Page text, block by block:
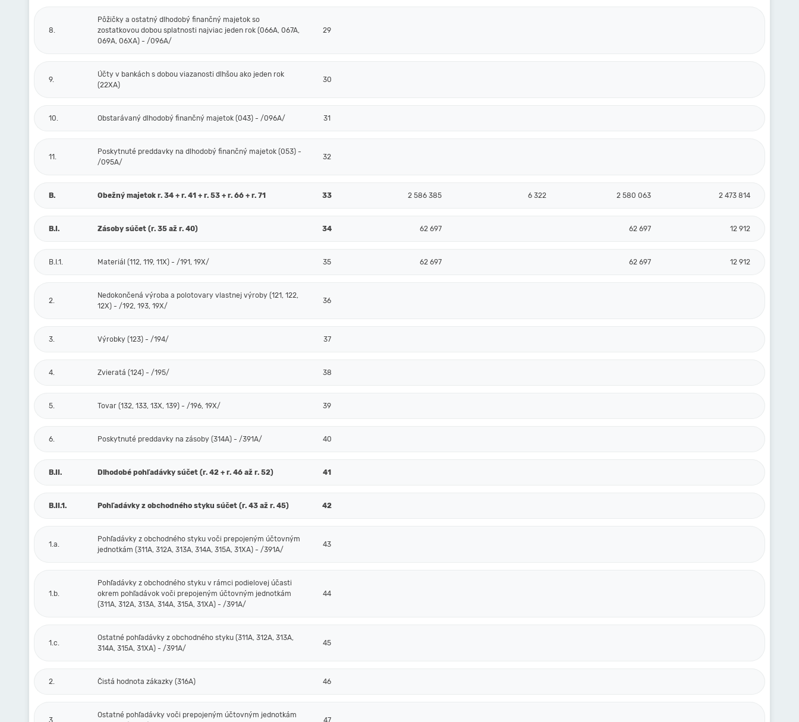
8.
Pôžičky a ostatný dlhodobý finančný majetok so
zostatkovou dobou splatnosti najviac jeden rok (066A, 067A,
069A, 06XA) - /096A/
29
9.
Účty v bankách s dobou viazanosti dlhšou ako jeden rok
(22XA)
30
10. Obstarávaný dlhodobý finančný majetok (043) - /096A/ 31
11.
Poskytnuté preddavky na dlhodobý finančný majetok (053) -
/095A/
32
B. Obežný majetok r. 34 + r. 41 + r. 53 + r. 66 + r. 71 33 2 586 385 6 322 2 580 063 2 473 814
B.I. Zásoby súčet (r. 35 až r. 40) 34 62 697 62 697 12 912
B.I.1. Materiál (112, 119, 11X) - /191, 19X/ 35 62 697 62 697 12 912
2.
Nedokončená výroba a polotovary vlastnej výroby (121, 122,
12X) - /192, 193, 19X/
36
3. Výrobky (123) - /194/ 37
4. Zvieratá (124) - /195/ 38
5. Tovar (132, 133, 13X, 139) - /196, 19X/ 39
6. Poskytnuté preddavky na zásoby (314A) - /391A/ 40
B.II. Dlhodobé pohľadávky súčet (r. 42 + r. 46 až r. 52) 41
B.II.1. Pohľadávky z obchodného styku súčet (r. 43 až r. 45) 42
1.a.
Pohľadávky z obchodného styku voči prepojeným účtovným
jednotkám (311A, 312A, 313A, 314A, 315A, 31XA) - /391A/
43
1.b.
Pohľadávky z obchodného styku v rámci podielovej účasti
okrem pohľadávok voči prepojeným účtovným jednotkám
(311A, 312A, 313A, 314A, 315A, 31XA) - /391A/
44
1.c.
Ostatné pohľadávky z obchodného styku (311A, 312A, 313A,
314A, 315A, 31XA) - /391A/
45
2. Čistá hodnota zákazky (316A) 46
3.
Ostatné pohľadávky voči prepojeným účtovným jednotkám
47